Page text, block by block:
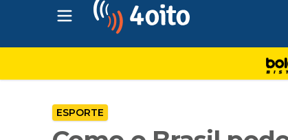
Abrir menu principal
ESPORTE